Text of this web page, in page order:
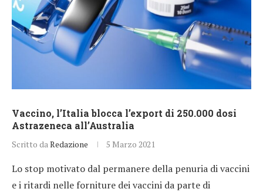
Vaccino, l’Italia blocca l’export di 250.000 dosi
Astrazeneca all’Australia
Scritto da Redazione 5 Marzo 2021
Lo stop motivato dal permanere della penuria di vaccini
e i ritardi nelle forniture dei vaccini da parte di